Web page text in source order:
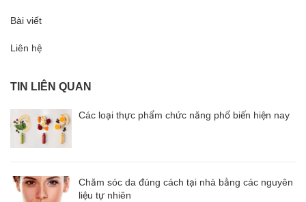
Bài viết
Liên hệ
TIN LIÊN QUAN
Các loại thực phẩm chức năng phổ biến hiện nay
Chăm sóc da đúng cách tại nhà bằng các nguyên
liệu tự nhiên